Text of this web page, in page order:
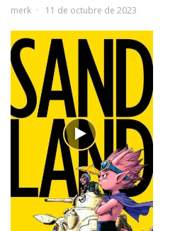
merk 11 de octubre de 2023